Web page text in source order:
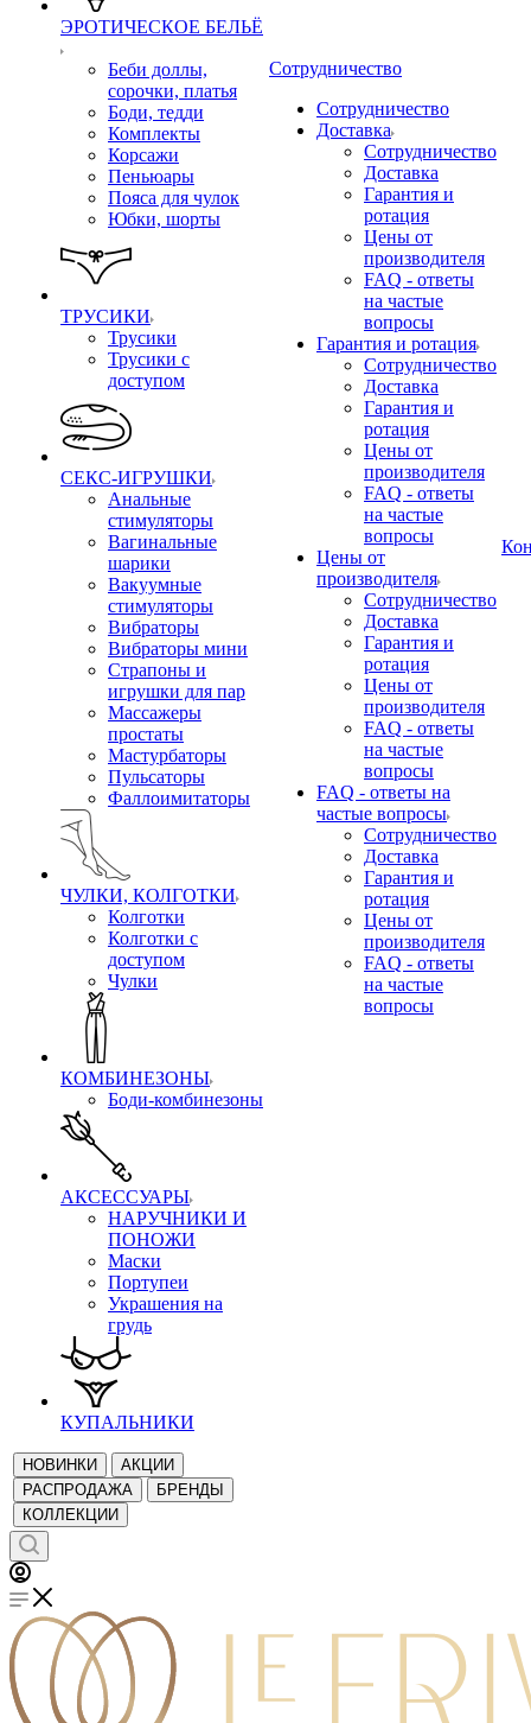
ЭРОТИЧЕСКОЕ БЕЛЬЁ
Беби доллы,
сорочки, платья
Боди, тедди
Комплекты
Корсажи
Пеньюары
Пояса для чулок
Юбки, шорты
ТРУСИКИ
Трусики
Трусики с
доступом
СЕКС-ИГРУШКИ
Анальные
стимуляторы
Вагинальные
шарики
Вакуумные
стимуляторы
Вибраторы
Вибраторы мини
Страпоны и
игрушки для пар
Массажеры
простаты
Мастурбаторы
Пульсаторы
Фаллоимитаторы
ЧУЛКИ, КОЛГОТКИ
Колготки
Колготки с
доступом
Чулки
КОМБИНЕЗОНЫ
Боди-комбинезоны
АКСЕССУАРЫ
НАРУЧНИКИ И
ПОНОЖИ
Маски
Портупеи
Украшения на
грудь
КУПАЛЬНИКИ
НОВИНКИ
АКЦИИ
РАСПРОДАЖА
БРЕНДЫ
КОЛЛЕКЦИИ
Сотрудничество
Сотрудничество
Доставка
Сотрудничество
Доставка
Гарантия и
ротация
Цены от
производителя
FAQ - ответы
на частые
вопросы
Гарантия и ротация
Сотрудничество
Доставка
Гарантия и
ротация
Цены от
производителя
FAQ - ответы
на частые
вопросы
Цены от
производителя
Сотрудничество
Доставка
Гарантия и
ротация
Цены от
производителя
FAQ - ответы
на частые
вопросы
FAQ - ответы на
частые вопросы
Сотрудничество
Доставка
Гарантия и
ротация
Цены от
производителя
FAQ - ответы
на частые
вопросы